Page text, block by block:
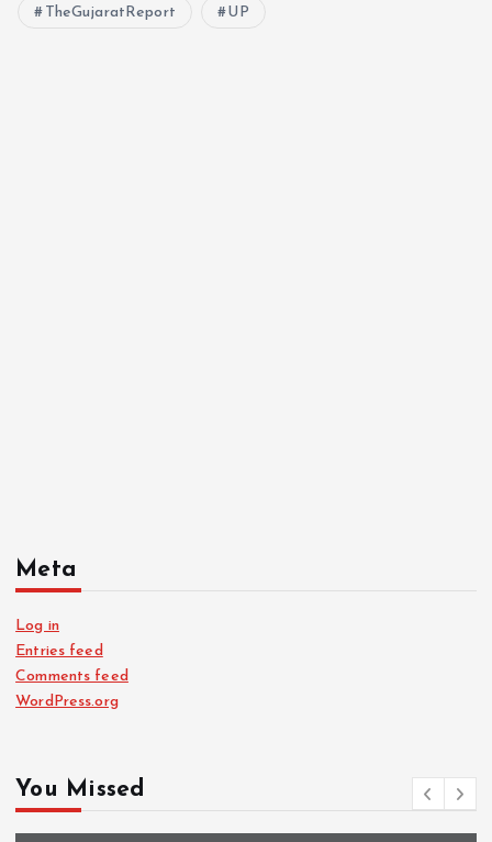
TheGujaratReport UP
Meta
Log in
Entries feed
Comments feed
WordPress.org
You Missed